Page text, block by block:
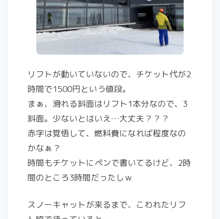
リフトが動いていないので、チケット代が2
時間で1500円という値段。
まぁ、滑れる斜面はリフト1本分なので、3
斜面。少ないとはいえ…大丈夫？？？
赤字は覚悟して、燃料費になれば程度なの
かなぁ？
時間もチケットにペンで書いてるけど、2時
間のところ3時間だったしｗ
スノーキャットが来るまで、こわれたリフ